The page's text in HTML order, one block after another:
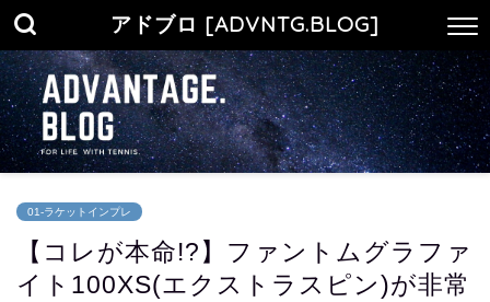
アドブロ [ADVNTG.BLOG]
01-ラケットインプレ
【コレが本命!?】ファントムグラファ
イト100XS(エクストラスピン)が非常